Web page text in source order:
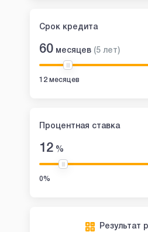
Срок кредита
60 месяцев (5 лет)
12 месяцев
Процентная ставка
12%
0%
Результат